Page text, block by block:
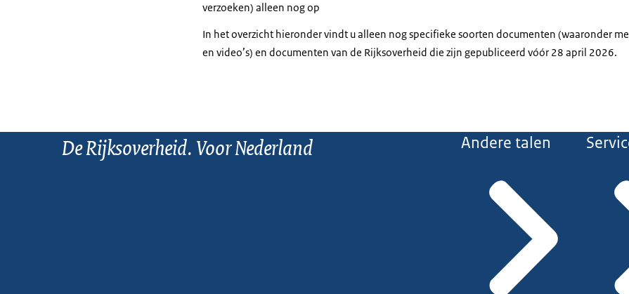
verzoeken) alleen nog op
In het overzicht hieronder vindt u alleen nog specifieke soorten documenten (waaronder
en video’s) en documenten van de Rijksoverheid die zijn gepubliceerd vóór 28 april 2026.
De Rijksoverheid. Voor Nederland Andere talen